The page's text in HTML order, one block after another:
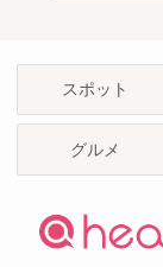
スポット
グルメ